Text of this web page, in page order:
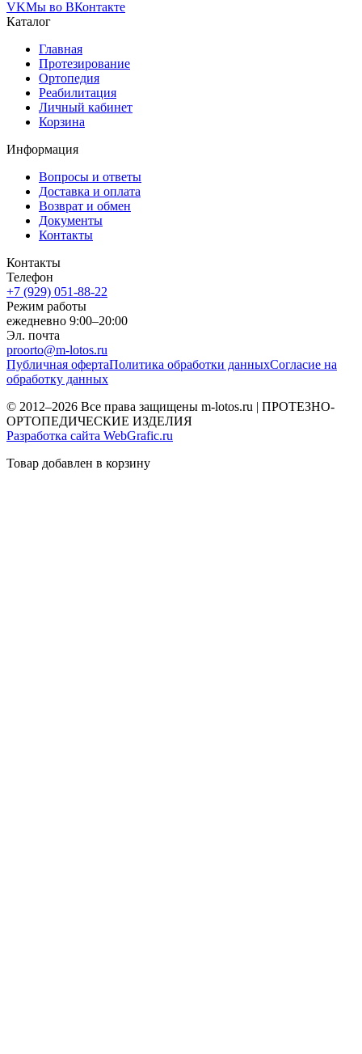
VKМы во ВКонтакте
Каталог
Главная
Протезирование
Ортопедия
Реабилитация
Личный кабинет
Корзина
Информация
Вопросы и ответы
Доставка и оплата
Возврат и обмен
Документы
Контакты
Контакты
Телефон
+7 (929) 051-88-22
Режим работы
ежедневно 9:00–20:00
Эл. почта
proorto@m-lotos.ru
Публичная офертаПолитика обработки данныхСогласие на
обработку данных
© 2012–2026 Все права защищены m-lotos.ru | ПРОТЕЗНО-
ОРТОПЕДИЧЕСКИЕ ИЗДЕЛИЯ
Разработка сайта WebGrafic.ru
Товар добавлен в корзину